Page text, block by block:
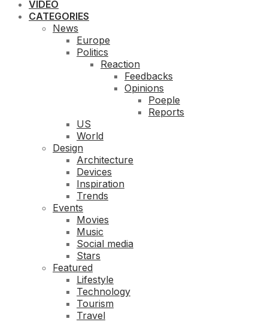
VIDEO
CATEGORIES
News
Europe
Politics
Reaction
Feedbacks
Opinions
Poeple
Reports
US
World
Design
Architecture
Devices
Inspiration
Trends
Events
Movies
Music
Social media
Stars
Featured
Lifestyle
Technology
Tourism
Travel